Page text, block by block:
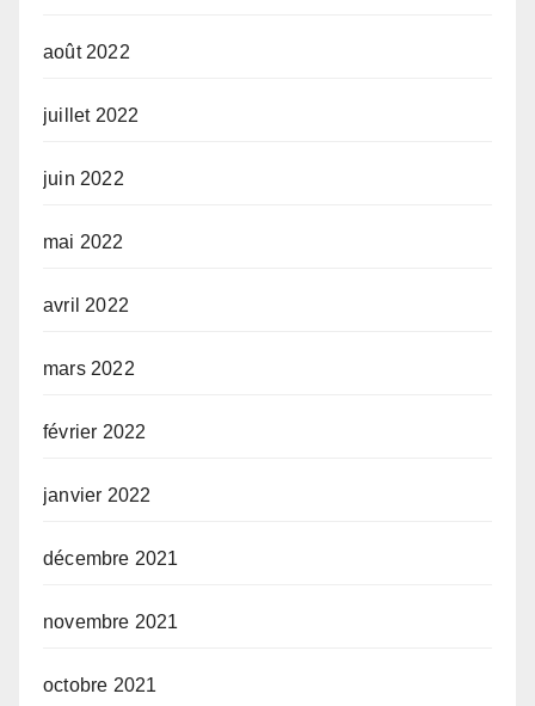
août 2022
juillet 2022
juin 2022
mai 2022
avril 2022
mars 2022
février 2022
janvier 2022
décembre 2021
novembre 2021
octobre 2021